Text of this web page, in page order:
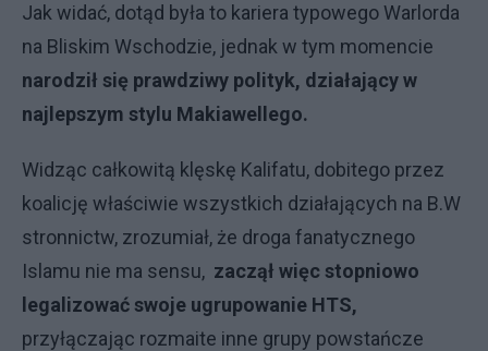
Jak widać, dotąd była to kariera typowego Warlorda
na Bliskim Wschodzie, jednak w tym momencie
narodził się prawdziwy polityk, działający w
najlepszym stylu Makiawellego.
Widząc całkowitą klęskę Kalifatu, dobitego przez
koalicję właściwie wszystkich działających na B.W
stronnictw, zrozumiał, że droga fanatycznego
Islamu nie ma sensu, zaczął więc stopniowo
legalizować swoje ugrupowanie HTS,
przyłączając rozmaite inne grupy powstańcze